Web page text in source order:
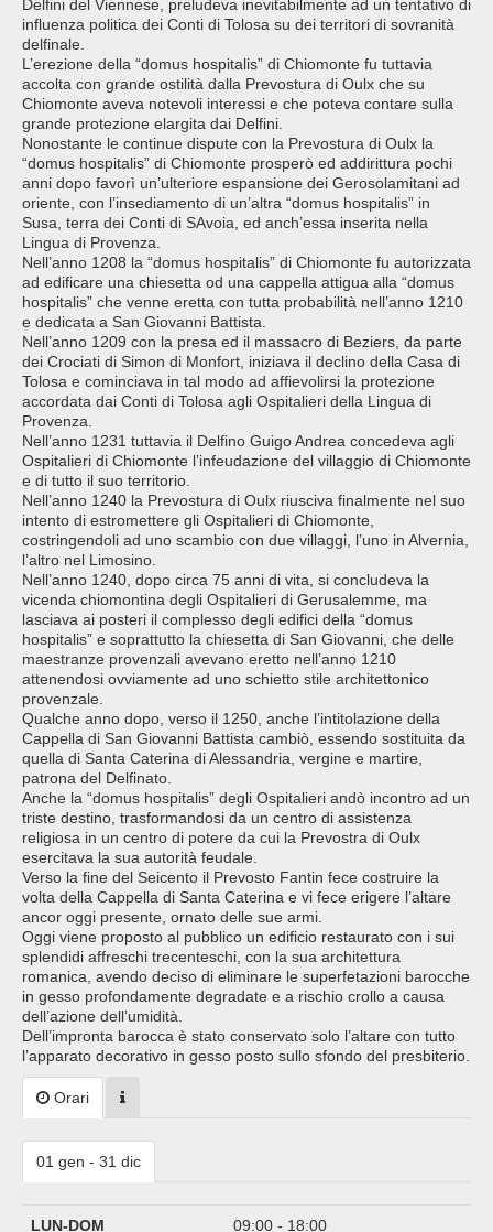
Delfini del Viennese, preludeva inevitabilmente ad un tentativo di
influenza politica dei Conti di Tolosa su dei territori di sovranità
delfinale.
L’erezione della “domus hospitalis” di Chiomonte fu tuttavia
accolta con grande ostilità dalla Prevostura di Oulx che su
Chiomonte aveva notevoli interessi e che poteva contare sulla
grande protezione elargita dai Delfini.
Nonostante le continue dispute con la Prevostura di Oulx la
“domus hospitalis” di Chiomonte prosperò ed addirittura pochi
anni dopo favorì un’ulteriore espansione dei Gerosolamitani ad
oriente, con l’insediamento di un’altra “domus hospitalis” in
Susa, terra dei Conti di SAvoia, ed anch’essa inserita nella
Lingua di Provenza.
Nell’anno 1208 la “domus hospitalis” di Chiomonte fu autorizzata
ad edificare una chiesetta od una cappella attigua alla “domus
hospitalis” che venne eretta con tutta probabilità nell’anno 1210
e dedicata a San Giovanni Battista.
Nell’anno 1209 con la presa ed il massacro di Beziers, da parte
dei Crociati di Simon di Monfort, iniziava il declino della Casa di
Tolosa e cominciava in tal modo ad affievolirsi la protezione
accordata dai Conti di Tolosa agli Ospitalieri della Lingua di
Provenza.
Nell’anno 1231 tuttavia il Delfino Guigo Andrea concedeva agli
Ospitalieri di Chiomonte l’infeudazione del villaggio di Chiomonte
e di tutto il suo territorio.
Nell’anno 1240 la Prevostura di Oulx riusciva finalmente nel suo
intento di estromettere gli Ospitalieri di Chiomonte,
costringendoli ad uno scambio con due villaggi, l’uno in Alvernia,
l’altro nel Limosino.
Nell’anno 1240, dopo circa 75 anni di vita, si concludeva la
vicenda chiomontina degli Ospitalieri di Gerusalemme, ma
lasciava ai posteri il complesso degli edifici della “domus
hospitalis” e soprattutto la chiesetta di San Giovanni, che delle
maestranze provenzali avevano eretto nell’anno 1210
attenendosi ovviamente ad uno schietto stile architettonico
provenzale.
Qualche anno dopo, verso il 1250, anche l’intitolazione della
Cappella di San Giovanni Battista cambiò, essendo sostituita da
quella di Santa Caterina di Alessandria, vergine e martire,
patrona del Delfinato.
Anche la “domus hospitalis” degli Ospitalieri andò incontro ad un
triste destino, trasformandosi da un centro di assistenza
religiosa in un centro di potere da cui la Prevostra di Oulx
esercitava la sua autorità feudale.
Verso la fine del Seicento il Prevosto Fantin fece costruire la
volta della Cappella di Santa Caterina e vi fece erigere l’altare
ancor oggi presente, ornato delle sue armi.
Oggi viene proposto al pubblico un edificio restaurato con i sui
splendidi affreschi trecenteschi, con la sua architettura
romanica, avendo deciso di eliminare le superfetazioni barocche
in gesso profondamente degradate e a rischio crollo a causa
dell’azione dell’umidità.
Dell’impronta barocca è stato conservato solo l’altare con tutto
l’apparato decorativo in gesso posto sullo sfondo del presbiterio.
Orari
01 gen - 31 dic
LUN-DOM 09:00 - 18:00